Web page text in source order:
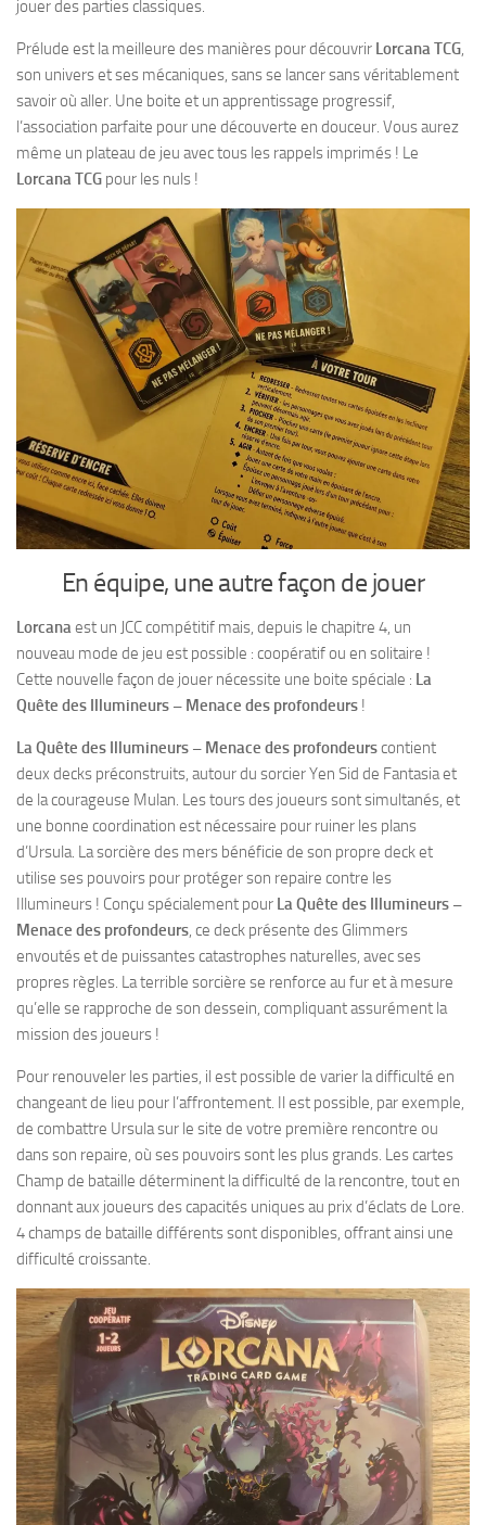
jouer des parties classiques.
Prélude est la meilleure des manières pour découvrir Lorcana TCG,
son univers et ses mécaniques, sans se lancer sans véritablement
savoir où aller. Une boite et un apprentissage progressif,
l’association parfaite pour une découverte en douceur. Vous aurez
même un plateau de jeu avec tous les rappels imprimés ! Le
Lorcana TCG pour les nuls !
En équipe, une autre façon de jouer
Lorcanaest un JCC compétitif mais, depuis le chapitre 4, un
nouveau mode de jeu est possible : coopératif ou en solitaire !
Cette nouvelle façon de jouer nécessite une boite spéciale : La
Quête des Illumineurs – Menace des profondeurs !
La Quête des Illumineurs – Menace des profondeurscontient
deux decks préconstruits, autour du sorcier Yen Sid de Fantasia et
de la courageuse Mulan. Les tours des joueurs sont simultanés, et
une bonne coordination est nécessaire pour ruiner les plans
d’Ursula. La sorcière des mers bénéficie de son propre deck et
utilise ses pouvoirs pour protéger son repaire contre les
Illumineurs ! Conçu spécialement pour La Quête des Illumineurs –
Menace des profondeurs, ce deck présente des Glimmers
envoutés et de puissantes catastrophes naturelles, avec ses
propres règles. La terrible sorcière se renforce au fur et à mesure
qu’elle se rapproche de son dessein, compliquant assurément la
mission des joueurs !
Pour renouveler les parties, il est possible de varier la difficulté en
changeant de lieu pour l’affrontement. Il est possible, par exemple,
de combattre Ursula sur le site de votre première rencontre ou
dans son repaire, où ses pouvoirs sont les plus grands. Les cartes
Champ de bataille déterminent la difficulté de la rencontre, tout en
donnant aux joueurs des capacités uniques au prix d’éclats de Lore.
4 champs de bataille différents sont disponibles, offrant ainsi une
difficulté croissante.